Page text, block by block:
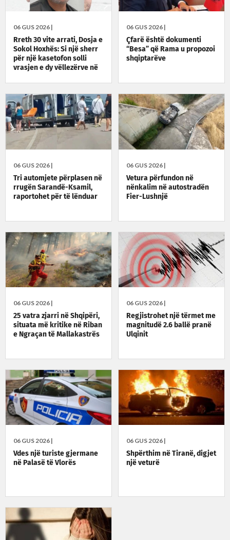
06 GUS 2026 |
Rreth 30 vite arrati, Dosja e
Sokol Hoxhës: Si një sherr
për një kasetofon solli
vrasjen e dy vëllezërve në
06 GUS 2026 |
Çfarë është dokumenti
“Besa” që Rama u propozoi
shqiptarëve
06 GUS 2026 |
Tri automjete përplasen në
rrugën Sarandë-Ksamil,
raportohet për të lënduar
06 GUS 2026 |
Vetura përfundon në
nënkalim në autostradën
Fier-Lushnjë
06 GUS 2026 |
25 vatra zjarri në Shqipëri,
situata më kritike në Riban
e Ngraçan të Mallakastrës
06 GUS 2026 |
Regjistrohet një tërmet me
magnitudë 2.6 ballë pranë
Ulqinit
06 GUS 2026 |
Vdes një turiste gjermane
në Palasë të Vlorës
06 GUS 2026 |
Shpërthim në Tiranë, digjet
një veturë